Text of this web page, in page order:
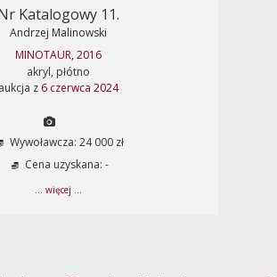
Katalogowy 11.
Andrzej Malinowski
MINOTAUR, 2016
akryl, płótno
aukcja z 6 czerwca 2024
Wywoławcza: 24 000 zł
Cena uzyskana: -
... więcej ...